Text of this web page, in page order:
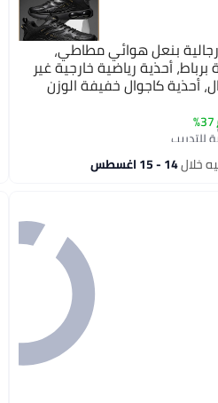
بنعل هوائي مطاطي،
أحذية رياضية خارجية غير
أحذية كاجوال خفيفة الوزن
والمراهقين، أحذية رياضية
خلال14 - 15 اغسطس